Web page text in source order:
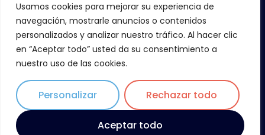
Usamos cookies para mejorar su experiencia de
navegación, mostrarle anuncios o contenidos
personalizados y analizar nuestro tráfico. Al hacer clic
en “Aceptar todo” usted da su consentimiento a
nuestro uso de las cookies.
Personalizar Rechazar todo
Aceptar todo
Copyright © 2026 ZiLoWi, todos los derechos reservados